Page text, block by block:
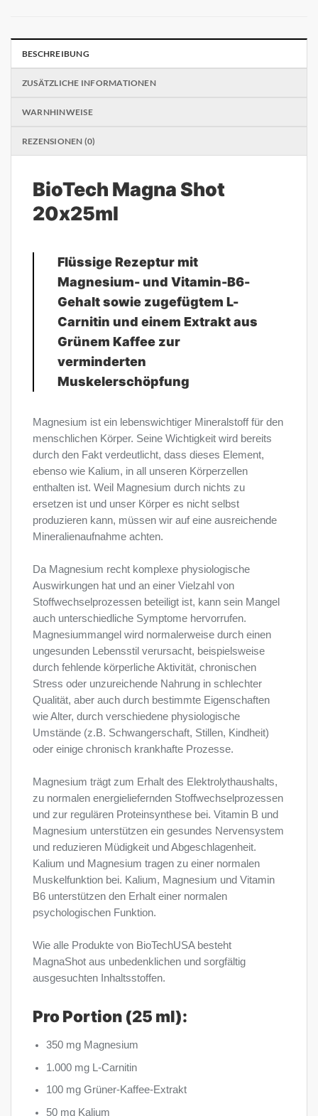
BESCHREIBUNG
ZUSÄTZLICHE INFORMATIONEN
WARNHINWEISE
REZENSIONEN (0)
BioTech Magna Shot
20x25ml
Flüssige Rezeptur mit
Magnesium- und Vitamin-B6-
Gehalt sowie zugefügtem L-
Carnitin und einem Extrakt aus
Grünem Kaffee zur
verminderten
Muskelerschöpfung
Magnesium ist ein lebenswichtiger Mineralstoff für den
menschlichen Körper. Seine Wichtigkeit wird bereits
durch den Fakt verdeutlicht, dass dieses Element,
ebenso wie Kalium, in all unseren Körperzellen
enthalten ist. Weil Magnesium durch nichts zu
ersetzen ist und unser Körper es nicht selbst
produzieren kann, müssen wir auf eine ausreichende
Mineralienaufnahme achten.
Da Magnesium recht komplexe physiologische
Auswirkungen hat und an einer Vielzahl von
Stoffwechselprozessen beteiligt ist, kann sein Mangel
auch unterschiedliche Symptome hervorrufen.
Magnesiummangel wird normalerweise durch einen
ungesunden Lebensstil verursacht, beispielsweise
durch fehlende körperliche Aktivität, chronischen
Stress oder unzureichende Nahrung in schlechter
Qualität, aber auch durch bestimmte Eigenschaften
wie Alter, durch verschiedene physiologische
Umstände (z.B. Schwangerschaft, Stillen, Kindheit)
oder einige chronisch krankhafte Prozesse.
Magnesium trägt zum Erhalt des Elektrolythaushalts,
zu normalen energieliefernden Stoffwechselprozessen
und zur regulären Proteinsynthese bei. Vitamin B und
Magnesium unterstützen ein gesundes Nervensystem
und reduzieren Müdigkeit und Abgeschlagenheit.
Kalium und Magnesium tragen zu einer normalen
Muskelfunktion bei. Kalium, Magnesium und Vitamin
B6 unterstützen den Erhalt einer normalen
psychologischen Funktion.
Wie alle Produkte von BioTechUSA besteht
MagnaShot aus unbedenklichen und sorgfältig
ausgesuchten Inhaltsstoffen.
Pro Portion (25 ml):
350 mg Magnesium
1.000 mg L-Carnitin
100 mg Grüner-Kaffee-Extrakt
50 mg Kalium